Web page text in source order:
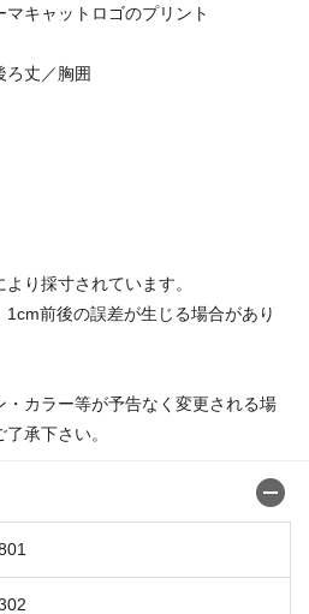
マキャットロゴのプリント
ろ丈／胸囲
り採寸されています。
前後の誤差が生じる場合があり
カラー等が予告なく変更される場
承下さい。